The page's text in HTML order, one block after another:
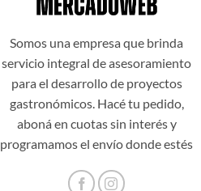
Somos una empresa que brinda
servicio integral de asesoramiento
para el desarrollo de proyectos
gastronómicos. Hacé tu pedido,
aboná en cuotas sin interés y
programamos el envío donde estés